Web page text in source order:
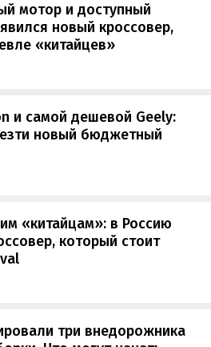
мотор и доступный
новый кроссовер,
«китайцев»
и самой дешевой Geely:
новый бюджетный
«китайцам»: в Россию
который стоит
три внедорожника